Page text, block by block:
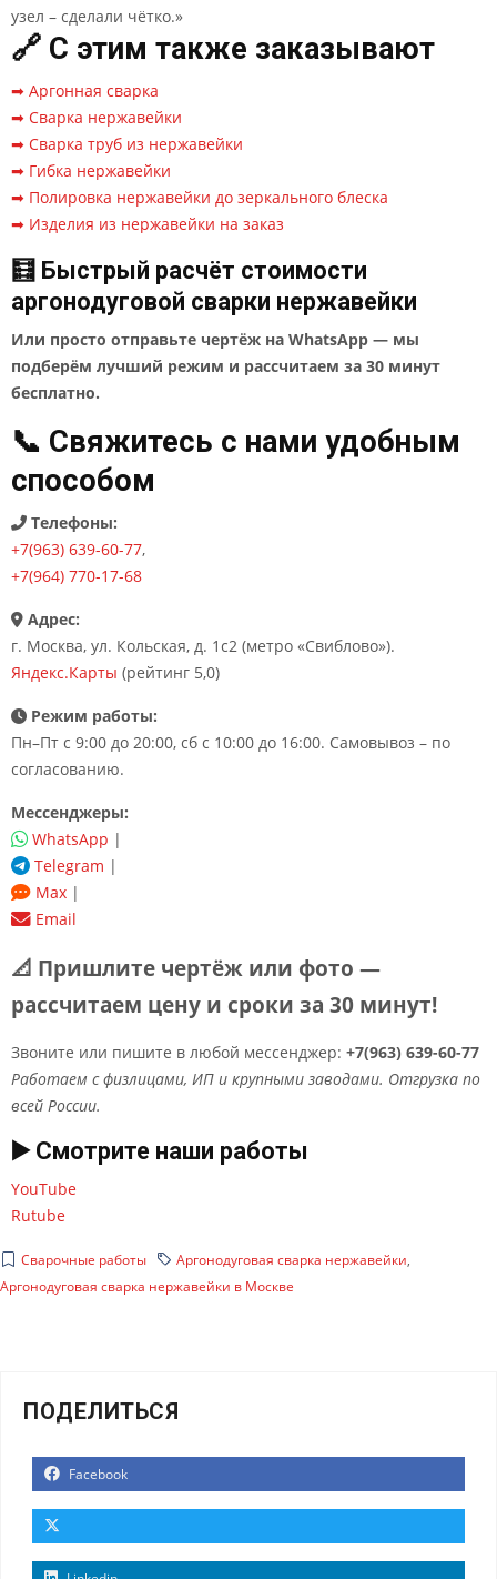
узел – сделали чётко.»
🔗 С этим также заказывают
➡ Аргонная сварка
➡ Сварка нержавейки
➡ Сварка труб из нержавейки
➡ Гибка нержавейки
➡ Полировка нержавейки до зеркального блеска
➡ Изделия из нержавейки на заказ
🧮 Быстрый расчёт стоимости
аргонодуговой сварки нержавейки
Или просто отправьте чертёж на WhatsApp — мы
подберём лучший режим и рассчитаем за 30 минут
бесплатно.
📞 Свяжитесь с нами удобным
способом
Телефоны:
+7(963) 639-60-77,
+7(964) 770-17-68
Адрес:
г. Москва, ул. Кольская, д. 1с2 (метро «Свиблово»).
Яндекс.Карты (рейтинг 5,0)
Режим работы:
Пн–Пт с 9:00 до 20:00, сб с 10:00 до 16:00. Самовывоз – по
согласованию.
Мессенджеры:
WhatsApp |
Telegram |
Max |
Email
📐 Пришлите чертёж или фото —
рассчитаем цену и сроки за 30 минут!
Звоните или пишите в любой мессенджер: +7(963) 639-60-77
Работаем с физлицами, ИП и крупными заводами. Отгрузка по
всей России.
▶️ Смотрите наши работы
YouTube
Rutube
Сварочные работы Аргонодуговая сварка нержавейки,
Аргонодуговая сварка нержавейки в Москве
ПОДЕЛИТЬСЯ
Facebook